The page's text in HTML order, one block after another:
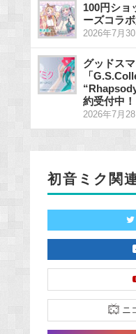
100円ショ
ーズコラ
2026年7月
グッドス
「
約受付中！
2026年7月
初音ミク関
ニ